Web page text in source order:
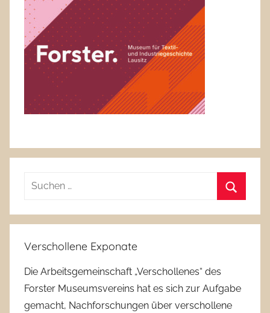
Suchen
Verschollene Exponate
Die Arbeitsgemeinschaft „Verschollenes“ des
Forster Museumsvereins hat es sich zur Aufgabe
gemacht, Nachforschungen über verschollene